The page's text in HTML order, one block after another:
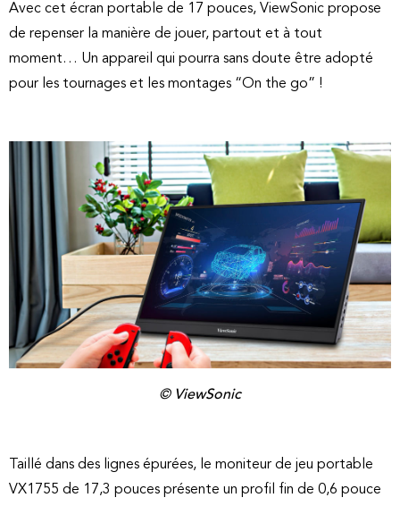
Avec cet écran portable de 17 pouces, ViewSonic propose
de repenser la manière de jouer, partout et à tout
moment… Un appareil qui pourra sans doute être adopté
pour les tournages et les montages “On the go” !
© ViewSonic
Taillé dans des lignes épurées, le moniteur de jeu portable
VX1755 de 17,3 pouces présente un profil fin de 0,6 pouce